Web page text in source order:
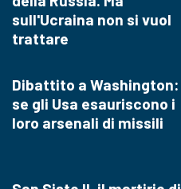
sull'Ucraina non si vuol
trattare
Dibattito a Washington:
se gli Usa esauriscono i
loro arsenali di missili